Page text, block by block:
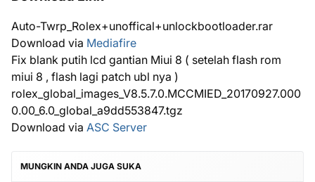
Auto-Twrp_Rolex+unoffical+unlockbootloader.rar
Download via Mediafire
Fix blank putih lcd gantian Miui 8 ( setelah flash rom
miui 8 , flash lagi patch ubl nya )
rolex_global_images_V8.5.7.0.MCCMIED_20170927.000
0.00_6.0_global_a9dd553847.tgz
Download via ASC Server
MUNGKIN ANDA JUGA SUKA